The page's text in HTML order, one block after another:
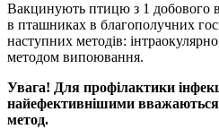
Вакцинують птицю з 1 добового
в пташниках в благополучних
наступних методів:
методом випоювання.
Увага! Для профілактики
найефективнішими вважаються
метод.